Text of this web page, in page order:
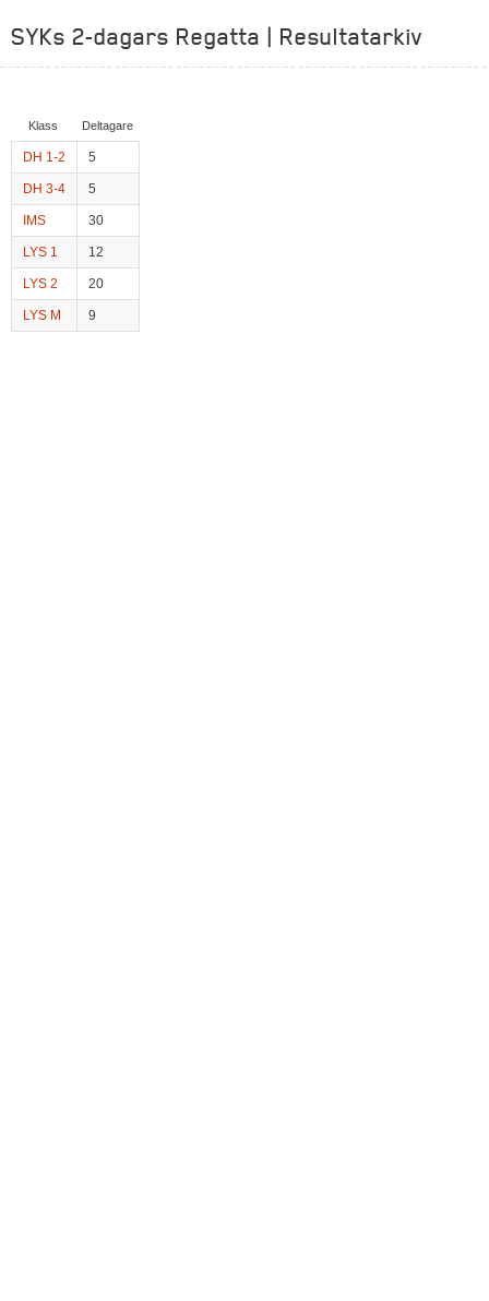
SYKs 2-dagars Regatta | Resultatarkiv
Klass Deltagare
DH 1-2 5
DH 3-4 5
IMS 30
LYS 1 12
LYS 2 20
LYS M 9